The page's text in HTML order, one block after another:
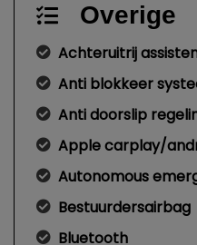
Overige
Achteruitrij
Anti blokkeer
Anti doorslip
Apple carplay/
Autonomous
Bestuurdersairbag
Bluetooth